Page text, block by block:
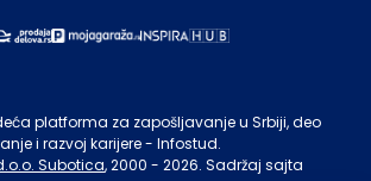
platforma za zapošljavanje u Srbiji, deo
i razvoj karijere - Infostud.
Subotica, 2000 - 2026. Sadržaj sajta